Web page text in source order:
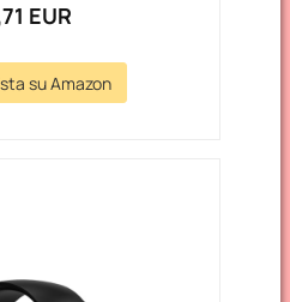
EUR
su Amazon